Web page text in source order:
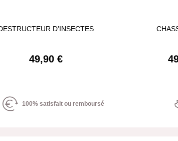
D’INSECTES
49,90 €
100% satisfait ou remboursé